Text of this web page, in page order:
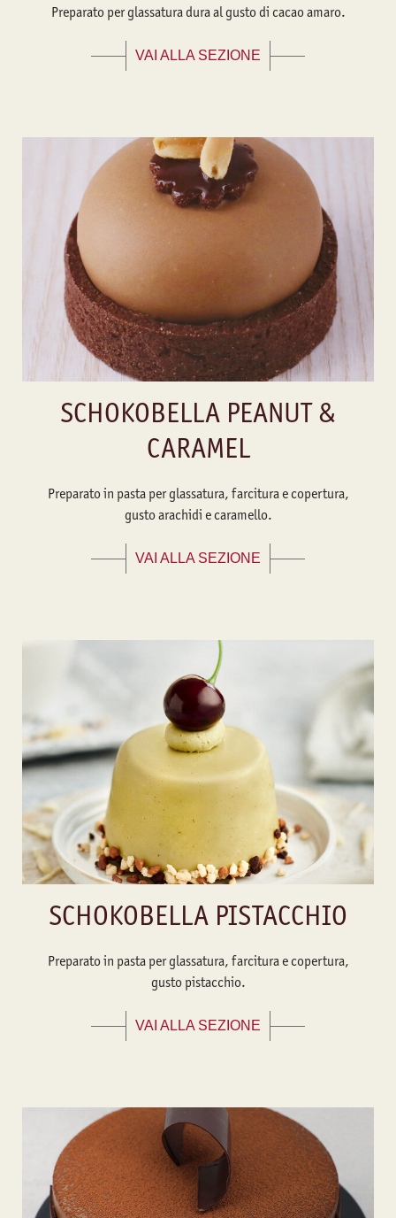
Preparato per glassatura dura al gusto di cacao amaro.
VAI ALLA SEZIONE
SCHOKOBELLA PEANUT &
CARAMEL
Preparato in pasta per glassatura, farcitura e copertura,
gusto arachidi e caramello.
VAI ALLA SEZIONE
SCHOKOBELLA PISTACCHIO
Preparato in pasta per glassatura, farcitura e copertura,
gusto pistacchio.
VAI ALLA SEZIONE